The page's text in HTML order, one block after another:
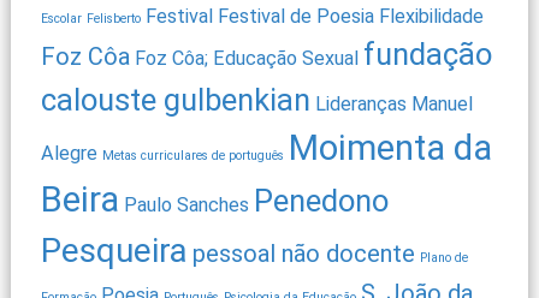
Escolar Felisberto Festival Festival de Poesia Flexibilidade
Foz Côa Foz Côa; Educação Sexual fundação
calouste gulbenkian Lideranças Manuel
Alegre Metas curriculares de português Moimenta da
Beira Paulo Sanches Penedono
Pesqueira pessoal não docente Plano de